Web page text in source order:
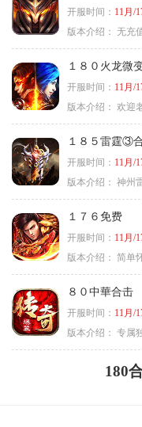
开服时间： 11月/
版本介绍： 无充
１８０火龙微
开服时间： 11月/
版本介绍： 欢迎
１８５雷霆③
开服时间： 11月/
版本介绍： 神州
１７６免费
开服时间： 11月/
版本介绍： 简单
８０中華合击
开服时间： 11月/
版本介绍： 专属
180